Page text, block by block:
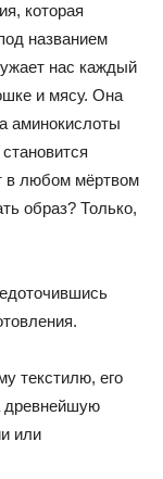
, которая
названием
нас каждый
и мясу. Она
аминокислоты
в любом мёртвом
образ? Только,
текстилю, его
древнейшую
или